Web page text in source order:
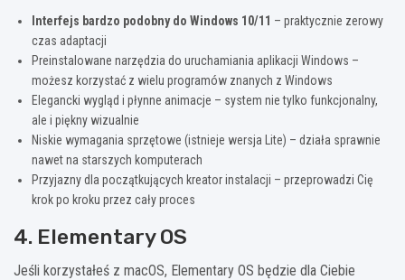
Interfejs bardzo podobny do Windows 10/11 – praktycznie zerowy
czas adaptacji
Preinstalowane narzędzia do uruchamiania aplikacji Windows –
możesz korzystać z wielu programów znanych z Windows
Elegancki wygląd i płynne animacje – system nie tylko funkcjonalny,
ale i piękny wizualnie
Niskie wymagania sprzętowe (istnieje wersja Lite) – działa sprawnie
nawet na starszych komputerach
Przyjazny dla początkujących kreator instalacji – przeprowadzi Cię
krok po kroku przez cały proces
4. Elementary OS
Jeśli korzystałeś z macOS, Elementary OS będzie dla Ciebie